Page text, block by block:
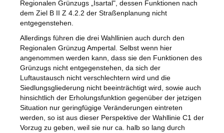
Regionalen Grünzugs „Isartal", dessen Funktionen nach
dem Ziel B II Z 4.2.2 der Straßenplanung nicht
entgegenstehen.
Allerdings führen die drei Wahllinien auch durch den
Regionalen Grünzug Ampertal. Selbst wenn hier
angenommen werden kann, dass sie den Funktionen des
Grünzugs nicht entgegenstehen, da sich der
Luftaustausch nicht verschlechtern wird und die
Siedlungsgliederung nicht beeinträchtigt wird, sowie auch
hinsichtlich der Erholungsfunktion gegenüber der jetzigen
Situation nur geringfügige Veränderungen eintreten
werden, so ist aus dieser Perspektive der Wahllinie C1 der
Vorzug zu geben, weil sie nur ca. halb so lang durch